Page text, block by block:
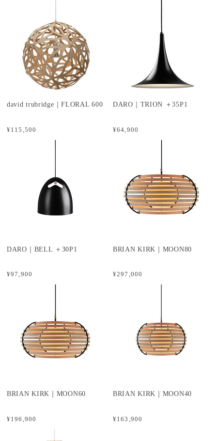
¥115,500
david trubridge｜FLORAL 600
¥64,900
DARO｜TRION ＋35P1
¥97,900
DARO｜BELL ＋30P1
¥297,000
BRIAN KIRK｜MOON80
¥196,900
BRIAN KIRK｜MOON60
¥163,900
BRIAN KIRK｜MOON40